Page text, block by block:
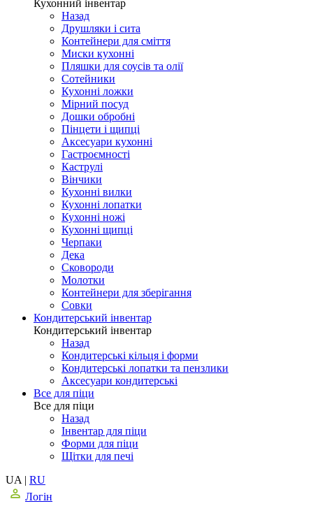
Кухонний інвентар
Назад
Друшляки і сита
Контейнери для сміття
Миски кухонні
Пляшки для соусів та олії
Сотейники
Кухонні ложки
Мірний посуд
Дошки обробні
Пінцети і щипці
Аксесуари кухонні
Гастроємності
Каструлі
Вінчики
Кухонні вилки
Кухонні лопатки
Кухонні ножі
Кухонні щипці
Черпаки
Дека
Сковороди
Молотки
Контейнери для зберігання
Совки
Кондитерський інвентар
Кондитерський інвентар
Назад
Кондитерські кільця і форми
Кондитерські лопатки та пензлики
Аксесуари кондитерські
Все для піци
Все для піци
Назад
Інвентар для піци
Форми для піци
Щітки для печі
UA | RU
Логін